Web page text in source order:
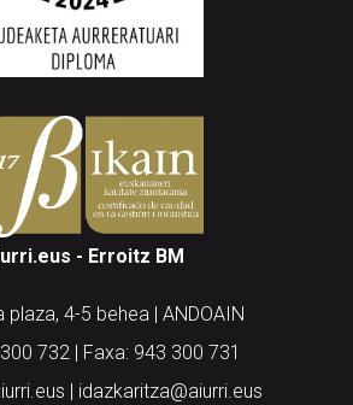
- Erroitz BM
plaza, 4-5 behea | ANDOAIN
732 | Faxa: 943 300 731
| idazkaritza@aiurri.eus